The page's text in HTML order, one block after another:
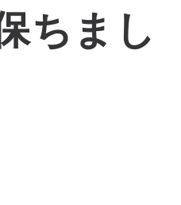
ちまし